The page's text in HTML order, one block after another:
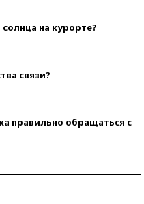
на курорте?
связи?
правильно обращаться с